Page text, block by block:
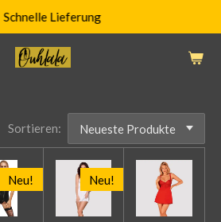
Schnelle Lieferung
Sortieren:
Neu! Neu!